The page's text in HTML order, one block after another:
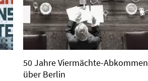
50 Jahre Viermächte-Abkommen
über Berlin